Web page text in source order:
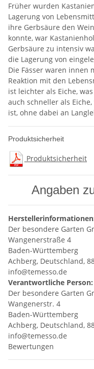
Früher wurden
Lagerung von
ihre Gerbsäure den
konnte, war
Gerbsäure zu intensiv
die Lagerung von
Die Fässer waren innen
Reaktion mit den
ist leichter als Eiche,
auch schneller als
ist, ohne dabei an
Produktsicherheit
Produktsicherheit
Angaben
Der besondere Garten
Wangenerstraße 4
Baden-Württemberg
Achberg, Deutschland,
info@temesso.de
Verantwortliche Person:
Der besondere Garten
Wangenerstr. 4
Baden-Württemberg
Achberg, Deutschland,
info@temesso.de
Bewertungen